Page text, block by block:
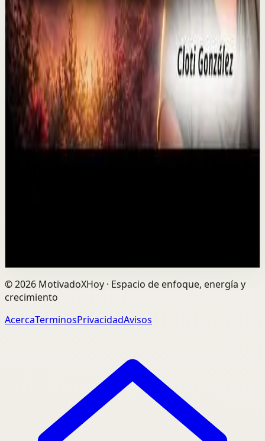
3.1Kvisualizaciones
Ver→
▶
P0D
YouTubeVideo estándar
Sesión profundaMedia
El duelo puede abrir una puerta que nunca
imaginaste
©2026 MotivadoXHoy · Espacio de enfoque, energía y
crecimiento
AcercaTerminosPrivacidadAvisos